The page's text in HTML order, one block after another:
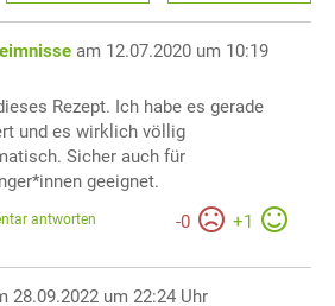
am 12.07.2020 um 10:19
Rezept. Ich habe es gerade
und es wirklich völlig
Sicher auch für
geeignet.
-0 +1
antworten
28.09.2022 um 22:24 Uhr